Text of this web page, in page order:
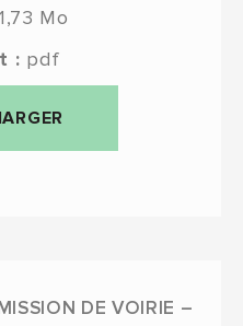
1,73 Mo
: pdf
DE VOIRIE –